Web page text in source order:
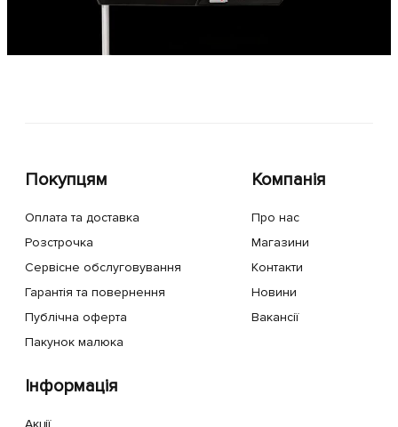
Покупцям
Оплата та доставка
Розстрочка
Сервісне обслуговування
Гарантія та повернення
Публічна оферта
Пакунок малюка
Компанія
Про нас
Магазини
Контакти
Новини
Вакансії
Інформація
Акції